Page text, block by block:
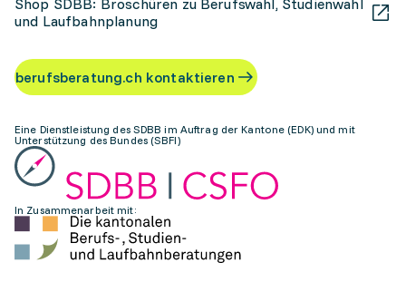
und Laufbahnplanung
berufsberatung.ch kontaktieren
Eine Dienstleistung des SDBB im Auftrag der Kantone (EDK) und mit
Unterstützung des Bundes (SBFI)
In Zusammenarbeit mit: